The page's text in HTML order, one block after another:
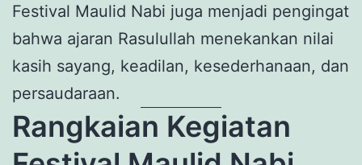
Festival Maulid Nabi juga menjadi pengingat
bahwa ajaran Rasulullah menekankan nilai
kasih sayang, keadilan, kesederhanaan, dan
persaudaraan.
Rangkaian Kegiatan